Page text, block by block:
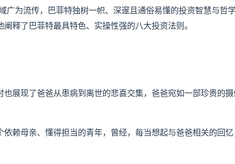
广为流传，巴菲特独树一帜、深邃且通俗易懂的投资智慧与哲
释了巴菲特最具特色、实操性强的八大投资法则。
展现了爸爸从患病到离世的悲喜交集，爸爸宛如一部珍贵的
赖母亲、懂得担当的青年，曾经，每当想起与爸爸相关的回